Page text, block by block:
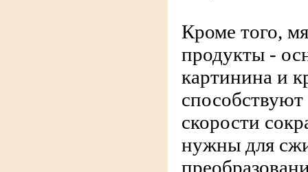
Кроме того,
продукты -
картинина и
скорости
нужны для